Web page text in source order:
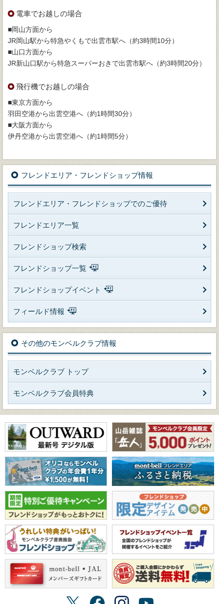
電車でお越しの場合
■岡山方面から
JR岡山駅から特急やくもで出雲市駅へ（約3時間10分）
■山口方面から
JR新山口駅から特急スーパーおきで出雲市駅へ（約3時間20分）
飛行機でお越しの場合
■東京方面から
羽田空港から出雲空港へ（約1時間30分）
■大阪方面から
伊丹空港から出雲空港へ（約1時間5分）
フレンドエリア・フレンドショップ情報
フレンドエリア・フレンドショップでのご優待
フレンドエリア一覧
フレンドショップ検索
フレンドショップ一覧
フレンドショップイベント
フィールド情報
その他のモンベルクラブ情報
モンベルクラブ トップ
モンベルクラブ会員特典